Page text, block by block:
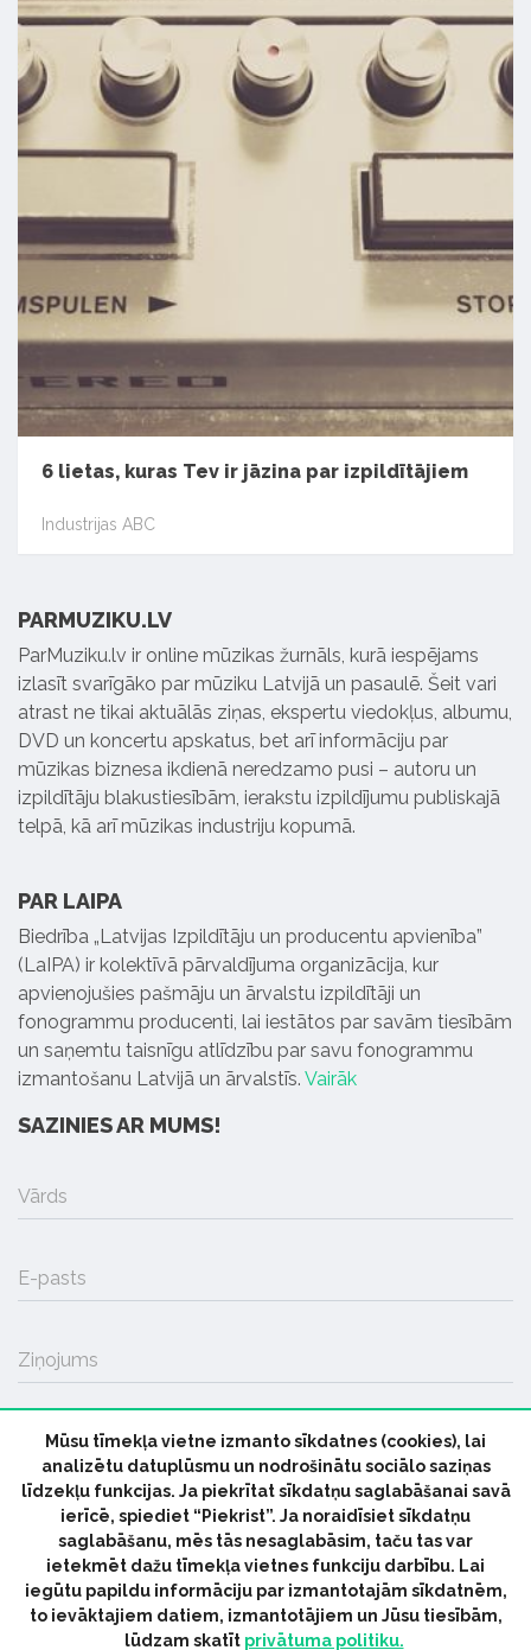
6 lietas, kuras Tev ir jāzina par izpildītājiem
Industrijas ABC
PARMUZIKU.LV
ParMuziku.lv ir online mūzikas žurnāls, kurā iespējams
izlasīt svarīgāko par mūziku Latvijā un pasaulē. Šeit vari
atrast ne tikai aktuālās ziņas, ekspertu viedokļus, albumu,
DVD un koncertu apskatus, bet arī informāciju par
mūzikas biznesa ikdienā neredzamo pusi – autoru un
izpildītāju blakustiesībām, ierakstu izpildījumu publiskajā
telpā, kā arī mūzikas industriju kopumā.
PAR LAIPA
Biedrība „Latvijas Izpildītāju un producentu apvienība”
(LaIPA) ir kolektīvā pārvaldījuma organizācija, kur
apvienojušies pašmāju un ārvalstu izpildītāji un
fonogrammu producenti, lai iestātos par savām tiesībām
un saņemtu taisnīgu atlīdzību par savu fonogrammu
izmantošanu Latvijā un ārvalstīs. Vairāk
SAZINIES AR MUMS!
Vārds
E-pasts
Ziņojums
SŪTĪT
© 2026 parmuziku.lv, visas tiesības paturētas
ParMuziku.lv Mūzikas Ziņas Industrijas Ziņas
Mūsu tīmekļa vietne izmanto sīkdatnes (cookies), lai
analizētu datuplūsmu un nodrošinātu sociālo saziņas
līdzekļu funkcijas. Ja piekrītat sīkdatņu saglabāšanai savā
ierīcē, spiediet “Piekrist”. Ja noraidīsiet sīkdatņu
saglabāšanu, mēs tās nesaglabāsim, taču tas var
ietekmēt dažu tīmekļa vietnes funkciju darbību. Lai
iegūtu papildu informāciju par izmantotajām sīkdatnēm,
to ievāktajiem datiem, izmantotājiem un Jūsu tiesībām,
lūdzam skatīt privātuma politiku.